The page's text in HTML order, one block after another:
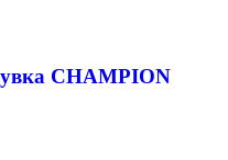
CHAMPION